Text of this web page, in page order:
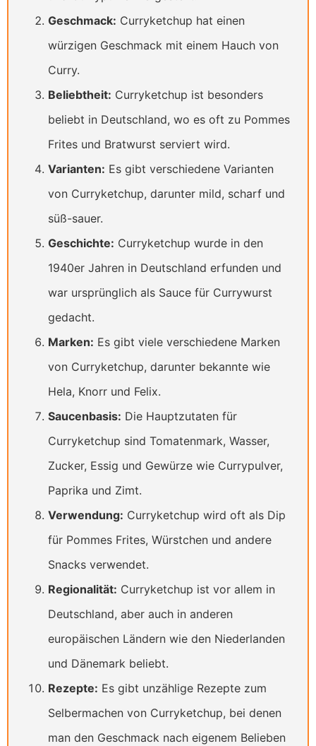
Geschmack: Curryketchup hat einen
würzigen Geschmack mit einem Hauch von
Curry.
Beliebtheit: Curryketchup ist besonders
beliebt in Deutschland, wo es oft zu Pommes
Frites und Bratwurst serviert wird.
Varianten: Es gibt verschiedene Varianten
von Curryketchup, darunter mild, scharf und
süß-sauer.
Geschichte: Curryketchup wurde in den
1940er Jahren in Deutschland erfunden und
war ursprünglich als Sauce für Currywurst
gedacht.
Marken: Es gibt viele verschiedene Marken
von Curryketchup, darunter bekannte wie
Hela, Knorr und Felix.
Saucenbasis: Die Hauptzutaten für
Curryketchup sind Tomatenmark, Wasser,
Zucker, Essig und Gewürze wie Currypulver,
Paprika und Zimt.
Verwendung: Curryketchup wird oft als Dip
für Pommes Frites, Würstchen und andere
Snacks verwendet.
Regionalität: Curryketchup ist vor allem in
Deutschland, aber auch in anderen
europäischen Ländern wie den Niederlanden
und Dänemark beliebt.
Rezepte: Es gibt unzählige Rezepte zum
Selbermachen von Curryketchup, bei denen
man den Geschmack nach eigenem Belieben